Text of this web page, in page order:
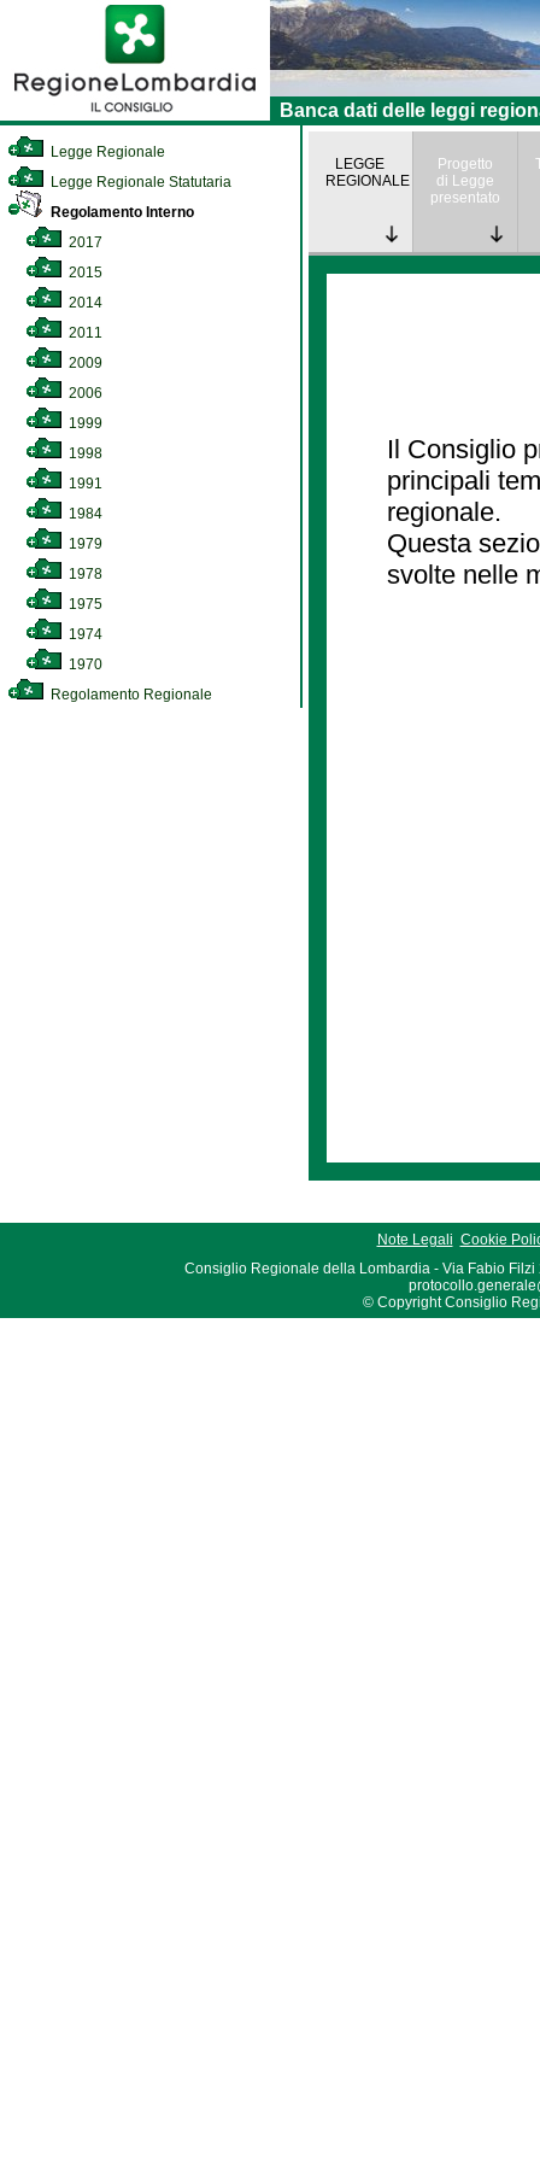
Banca dati delle leggi
Legge Regionale
Legge Regionale Statutaria
Regolamento Interno
2017
2015
2014
2011
2009
2006
1999
1998
1991
1984
1979
1978
1975
1974
1970
Regolamento Regionale
LEGGE
REGIONALE
Progetto
di Legge
presentato
Il Consiglio
principali
regionale.
Questa
svolte nelle
Note Legali Cookie
Consiglio Regionale della Lombardia - Via Fabio Filzi
© Copyright Consiglio